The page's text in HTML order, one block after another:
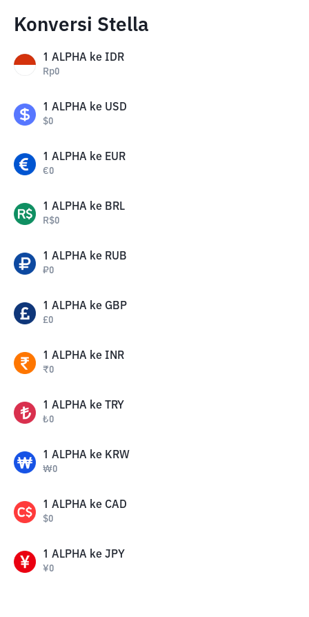
Konversi Stella
1 ALPHA ke IDR
Rp0
1 ALPHA ke USD
$0
1 ALPHA ke EUR
€0
1 ALPHA ke BRL
R$0
1 ALPHA ke RUB
₽0
1 ALPHA ke GBP
£0
1 ALPHA ke INR
₹0
1 ALPHA ke TRY
₺0
1 ALPHA ke KRW
₩0
1 ALPHA ke CAD
$0
1 ALPHA ke JPY
¥0